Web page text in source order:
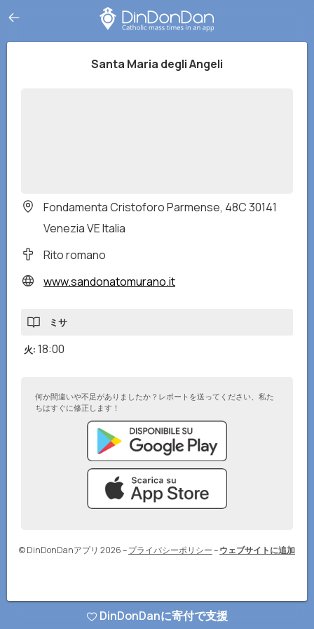
Santa Maria degli Angeli
Fondamenta Cristoforo Parmense, 48C 30141
Venezia VE Italia
Rito romano
www.sandonatomurano.it
ミサ
火: 18:00
何か間違いや不足がありましたか？レポートを送ってください、私た
ちはすぐに修正します！
© DinDonDanアプリ 2026–プライバシーポリシー–ウェブサイトに追加
DinDonDanに寄付で支援